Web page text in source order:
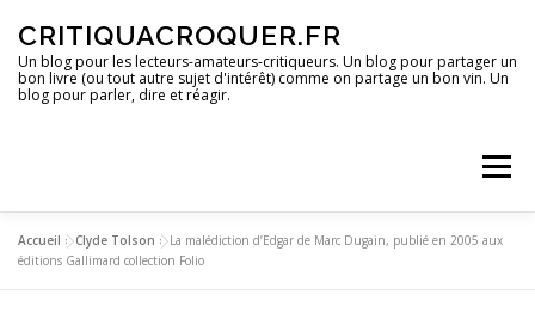
contenu
CRITIQUACROQUER.FR
Un blog pour les lecteurs-amateurs-critiqueurs. Un blog pour partager un
bon livre (ou tout autre sujet d'intérêt) comme on partage un bon vin. Un
blog pour parler, dire et réagir.
Menu
ACCUEIL UN BLOG ?
Accueil »Clyde Tolson »La malédiction d’Edgar de Marc Dugain, publié en 2005 aux
éditions Gallimard collection Folio